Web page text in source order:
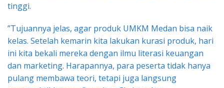
tinggi.
​”Tujuannya jelas, agar produk UMKM Medan bisa naik
kelas. Setelah kemarin kita lakukan kurasi produk, hari
ini kita bekali mereka dengan ilmu literasi keuangan
dan marketing. Harapannya, para peserta tidak hanya
pulang membawa teori, tetapi juga langsung